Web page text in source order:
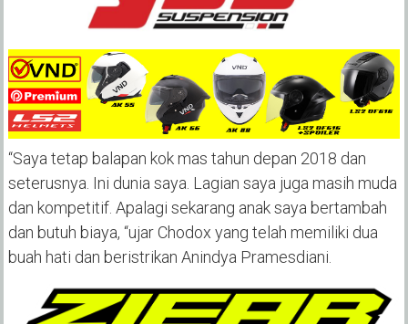
“Saya tetap balapan kok mas tahun depan 2018 dan
seterusnya. Ini dunia saya. Lagian saya juga masih muda
dan kompetitif. Apalagi sekarang anak saya bertambah
dan butuh biaya, “ujar Chodox yang telah memiliki dua
buah hati dan beristrikan Anindya Pramesdiani.